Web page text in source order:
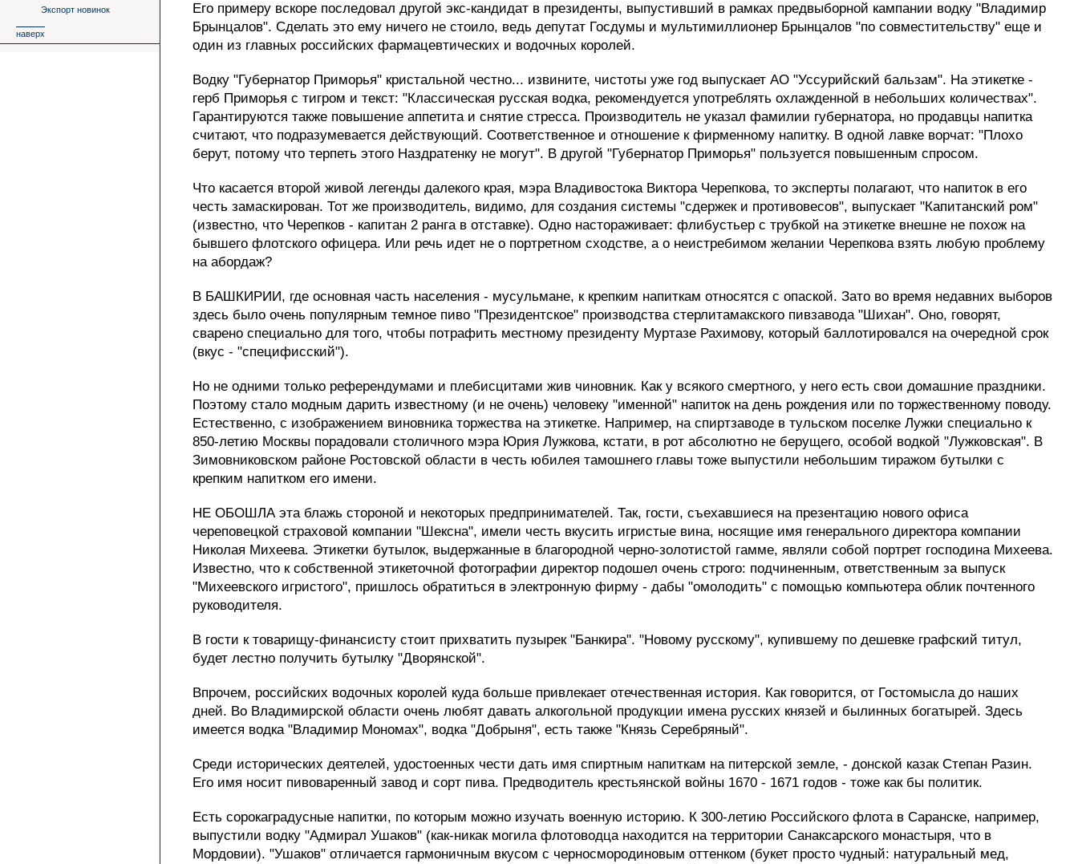
Экспорт новинок
наверх
Его примеру вскоре последовал другой экс-кандидат в президенты, выпустивший в рамках предвыборной кампании водку "Владимир
Брынцалов". Сделать это ему ничего не стоило, ведь депутат Госдумы и мультимиллионер Брынцалов "по совместительству" еще и
один из главных российских фармацевтических и водочных королей.
Водку "Губернатор Приморья" кристальной честно... извините, чистоты уже год выпускает АО "Уссурийский бальзам". На этикетке -
герб Приморья с тигром и текст: "Классическая русская водка, рекомендуется употреблять охлажденной в небольших количествах".
Гарантируются также повышение аппетита и снятие стресса. Производитель не указал фамилии губернатора, но продавцы напитка
считают, что подразумевается действующий. Соответственное и отношение к фирменному напитку. В одной лавке ворчат: "Плохо
берут, потому что терпеть этого Наздратенку не могут". В другой "Губернатор Приморья" пользуется повышенным спросом.
Что касается второй живой легенды далекого края, мэра Владивостока Виктора Черепкова, то эксперты полагают, что напиток в его
честь замаскирован. Тот же производитель, видимо, для создания системы "сдержек и противовесов", выпускает "Капитанский ром"
(известно, что Черепков - капитан 2 ранга в отставке). Одно настораживает: флибустьер с трубкой на этикетке внешне не похож на
бывшего флотского офицера. Или речь идет не о портретном сходстве, а о неистребимом желании Черепкова взять любую проблему
на абордаж?
В БАШКИРИИ, где основная часть населения - мусульмане, к крепким напиткам относятся с опаской. Зато во время недавних выборов
здесь было очень популярным темное пиво "Президентское" производства стерлитамакского пивзавода "Шихан". Оно, говорят,
сварено специально для того, чтобы потрафить местному президенту Муртазе Рахимову, который баллотировался на очередной срок
(вкус - "специфисский").
Но не одними только референдумами и плебисцитами жив чиновник. Как у всякого смертного, у него есть свои домашние праздники.
Поэтому стало модным дарить известному (и не очень) человеку "именной" напиток на день рождения или по торжественному поводу.
Естественно, с изображением виновника торжества на этикетке. Например, на спиртзаводе в тульском поселке Лужки специально к
850-летию Москвы порадовали столичного мэра Юрия Лужкова, кстати, в рот абсолютно не берущего, особой водкой "Лужковская". В
Зимовниковском районе Ростовской области в честь юбилея тамошнего главы тоже выпустили небольшим тиражом бутылки с
крепким напитком его имени.
НЕ ОБОШЛА эта блажь стороной и некоторых предпринимателей. Так, гости, съехавшиеся на презентацию нового офиса
череповецкой страховой компании "Шексна", имели честь вкусить игристые вина, носящие имя генерального директора компании
Николая Михеева. Этикетки бутылок, выдержанные в благородной черно-золотистой гамме, являли собой портрет господина Михеева.
Известно, что к собственной этикеточной фотографии директор подошел очень строго: подчиненным, ответственным за выпуск
"Михеевского игристого", пришлось обратиться в электронную фирму - дабы "омолодить" с помощью компьютера облик почтенного
руководителя.
В гости к товарищу-финансисту стоит прихватить пузырек "Банкира". "Новому русскому", купившему по дешевке графский титул,
будет лестно получить бутылку "Дворянской".
Впрочем, российских водочных королей куда больше привлекает отечественная история. Как говорится, от Гостомысла до наших
дней. Во Владимирской области очень любят давать алкогольной продукции имена русских князей и былинных богатырей. Здесь
имеется водка "Владимир Мономах", водка "Добрыня", есть также "Князь Серебряный".
Среди исторических деятелей, удостоенных чести дать имя спиртным напиткам на питерской земле, - донской казак Степан Разин.
Его имя носит пивоваренный завод и сорт пива. Предводитель крестьянской войны 1670 - 1671 годов - тоже как бы политик.
Есть сорокаградусные напитки, по которым можно изучать военную историю. К 300-летию Российского флота в Саранске, например,
выпустили водку "Адмирал Ушаков" (как-никак могила флотоводца находится на территории Санаксарского монастыря, что в
Мордовии). "Ушаков" отличается гармоничным вкусом с черносмородиновым оттенком (букет просто чудный: натуральный мед,